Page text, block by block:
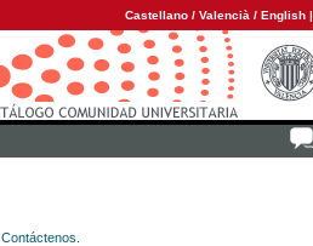
Castellano / Valencià / English |
Contáctenos